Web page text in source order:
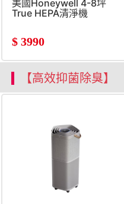
美國Honeywell 4-8坪
True HEPA清淨機
$ 3990
【高效抑菌除臭】